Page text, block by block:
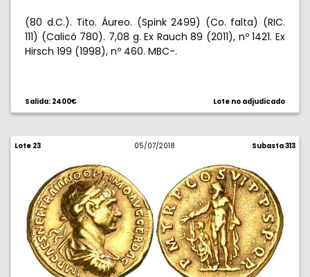
(80 d.C.). Tito. Áureo. (Spink 2499) (Co. falta) (RIC.
111) (Calicó 780). 7,08 g. Ex Rauch 89 (2011), nº 1421. Ex
Hirsch 199 (1998), nº 460. MBC-.
Salida: 2400€ Lote no adjudicado
Lote 23 05/07/2018 Subasta 313